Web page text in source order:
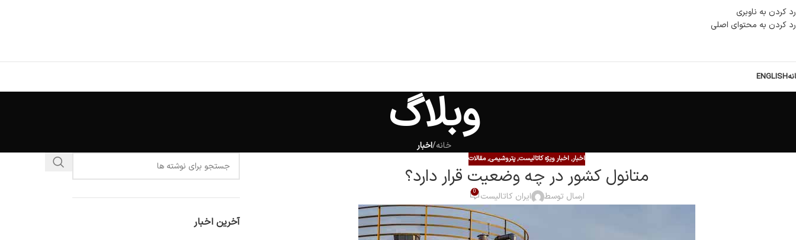
رد کردن به ناوبری
رد کردن به محتوای اصلی
ENGLISH
وبلاگ
خانه/اخبار
اخبار,اخبار ویژه کاتالیست,پتروشیمی,مقالات
متانول کشور در چه وضعیت قرار دارد؟
ارسال توسط ایران کاتالیست 0
آخرین اخبار